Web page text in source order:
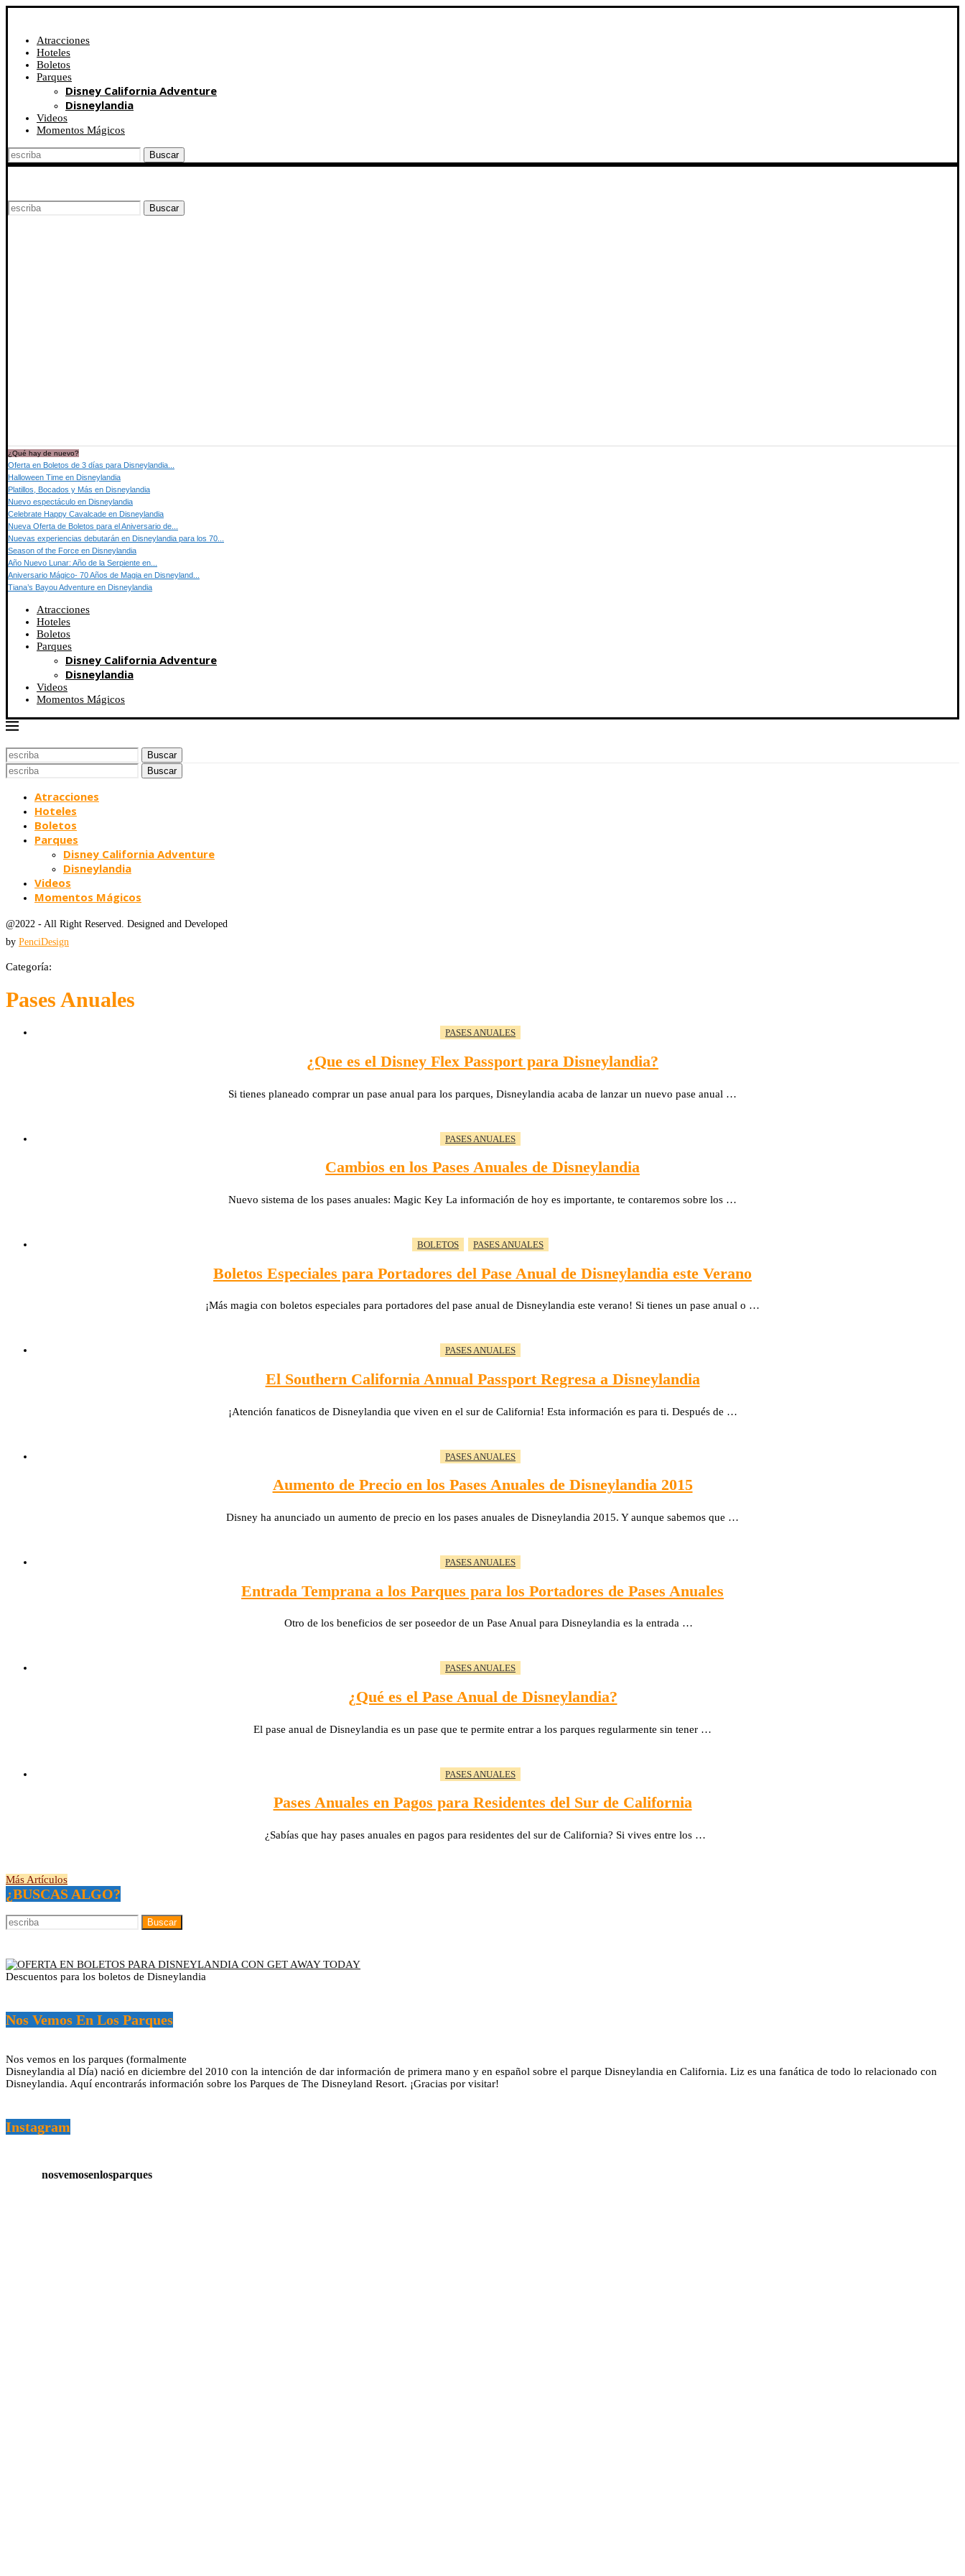
Atracciones
Hoteles
Boletos
Parques
Disney California Adventure
Disneylandia
Videos
Momentos Mágicos
Buscar
Buscar
¿Qué hay de nuevo?
Oferta en Boletos de 3 días para Disneylandia...
Halloween Time en Disneylandia
Platillos, Bocados y Más en Disneylandia
Nuevo espectáculo en Disneylandia
Celebrate Happy Cavalcade en Disneylandia
Nueva Oferta de Boletos para el Aniversario de...
Nuevas experiencias debutarán en Disneylandia para los 70...
Season of the Force en Disneylandia
Año Nuevo Lunar: Año de la Serpiente en...
Aniversario Mágico- 70 Años de Magia en Disneyland...
Tiana’s Bayou Adventure en Disneylandia
Atracciones
Hoteles
Boletos
Parques
Disney California Adventure
Disneylandia
Videos
Momentos Mágicos
Buscar
Buscar
Atracciones
Hoteles
Boletos
Parques
Disney California Adventure
Disneylandia
Videos
Momentos Mágicos
@2022 - All Right Reserved. Designed and Developed
by PenciDesign
Categoría:
Pases Anuales
PASES ANUALES
¿Que es el Disney Flex Passport para Disneylandia?
Si tienes planeado comprar un pase anual para los parques, Disneylandia acaba de lanzar un nuevo pase anual …
PASES ANUALES
Cambios en los Pases Anuales de Disneylandia
Nuevo sistema de los pases anuales: Magic Key La información de hoy es importante, te contaremos sobre los …
BOLETOS PASES ANUALES
Boletos Especiales para Portadores del Pase Anual de Disneylandia este Verano
¡Más magia con boletos especiales para portadores del pase anual de Disneylandia este verano! Si tienes un pase anual o …
PASES ANUALES
El Southern California Annual Passport Regresa a Disneylandia
¡Atención fanaticos de Disneylandia que viven en el sur de California! Esta información es para ti. Después de …
PASES ANUALES
Aumento de Precio en los Pases Anuales de Disneylandia 2015
Disney ha anunciado un aumento de precio en los pases anuales de Disneylandia 2015. Y aunque sabemos que …
PASES ANUALES
Entrada Temprana a los Parques para los Portadores de Pases Anuales
Otro de los beneficios de ser poseedor de un Pase Anual para Disneylandia es la entrada …
PASES ANUALES
¿Qué es el Pase Anual de Disneylandia?
El pase anual de Disneylandia es un pase que te permite entrar a los parques regularmente sin tener …
PASES ANUALES
Pases Anuales en Pagos para Residentes del Sur de California
¿Sabías que hay pases anuales en pagos para residentes del sur de California? Si vives entre los …
Más Artículos
¿BUSCAS ALGO?
Descuentos para los boletos de Disneylandia
Nos Vemos En Los Parques
Nos vemos en los parques (formalmente
Disneylandia al Día) nació en diciembre del 2010 con la intención de dar información de primera mano y en español sobre el parque Disneylandia en California. Liz es una fanática de todo lo relacionado con
Disneylandia. Aquí encontrarás información sobre los Parques de The Disneyland Resort. ¡Gracias por visitar!
Instagram
nosvemosenlosparques